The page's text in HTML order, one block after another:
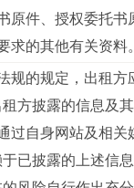
原件、授权委托
求的其他有关资料。
规的规定，出租
方披露的信息及
过自身网站及相
已披露的上述信